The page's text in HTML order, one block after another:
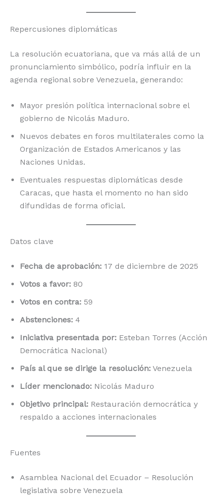
Repercusiones diplomáticas
La resolución ecuatoriana, que va más allá de un
pronunciamiento simbólico, podría influir en la
agenda regional sobre Venezuela, generando:
Mayor presión política internacional sobre el
gobierno de Nicolás Maduro.
Nuevos debates en foros multilaterales como la
Organización de Estados Americanos y las
Naciones Unidas.
Eventuales respuestas diplomáticas desde
Caracas, que hasta el momento no han sido
difundidas de forma oficial.
Datos clave
Fecha de aprobación: 17 de diciembre de 2025
Votos a favor: 80
Votos en contra: 59
Abstenciones: 4
Iniciativa presentada por: Esteban Torres (Acción
Democrática Nacional)
País al que se dirige la resolución: Venezuela
Líder mencionado: Nicolás Maduro
Objetivo principal: Restauración democrática y
respaldo a acciones internacionales
Fuentes
Asamblea Nacional del Ecuador – Resolución
legislativa sobre Venezuela